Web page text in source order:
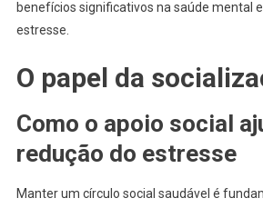
benefícios significativos na saúde mental
estresse.
O papel da
Como o apoio social
redução do estresse
Manter um círculo social saudável é